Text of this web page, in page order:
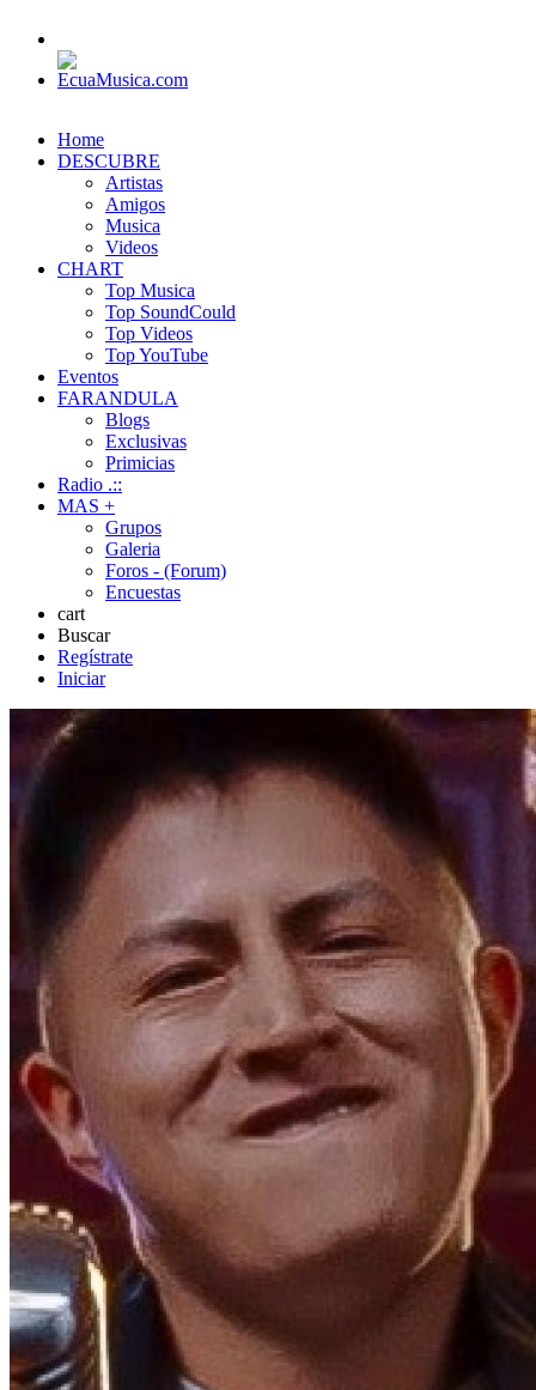
Home
DESCUBRE
Artistas
Amigos
Musica
Videos
CHART
Top Musica
Top SoundCould
Top Videos
Top YouTube
Eventos
FARANDULA
Blogs
Exclusivas
Primicias
Radio .::
MAS +
Grupos
Galeria
Foros - (Forum)
Encuestas
cart
Buscar
Regístrate
Iniciar